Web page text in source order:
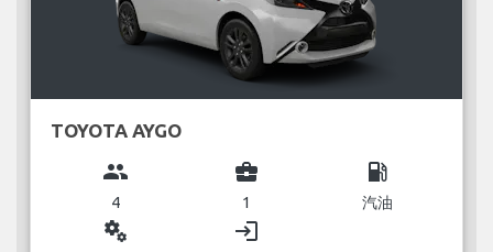
TOYOTA AYGO
group
4
business_center
1
local_gas_station
汽油
miscellaneous_services login